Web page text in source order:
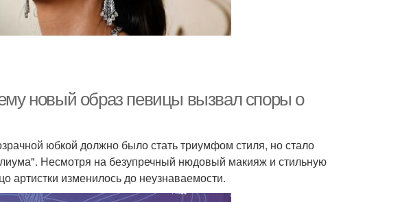
новый образ певицы вызвал споры о
юбкой должно было стать триумфом стиля, но стало
Несмотря на безупречный нюдовый макияж и стильную
артистки изменилось до неузнаваемости.